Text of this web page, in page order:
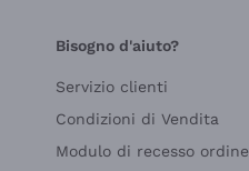
Bisogno d'aiuto?
Servizio clienti
Condizioni di Vendita
Modulo di recesso ordine